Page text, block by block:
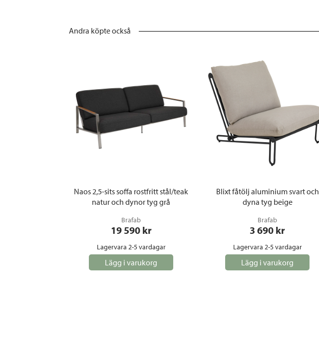
Andra köpte också
Naos 2,5-sits soffa rostfritt stål/teak
natur och dynor tyg grå
Brafab
19 590 kr
Lagervara 2-5 vardagar
Lägg i varukorg
Blixt fåtölj aluminium svart och
dyna tyg beige
Brafab
3 690 kr
Lagervara 2-5 vardagar
Lägg i varukorg